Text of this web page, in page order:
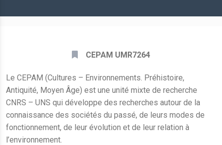
CEPAM UMR7264
Le CEPAM (Cultures – Environnements. Préhistoire,
Antiquité, Moyen Âge) est une unité mixte de recherche
CNRS – UNS qui développe des recherches autour de la
connaissance des sociétés du passé, de leurs modes de
fonctionnement, de leur évolution et de leur relation à
l’environnement.